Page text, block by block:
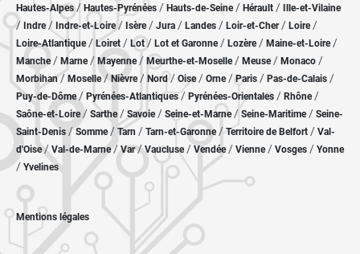
Hautes-Alpes/ Hautes-Pyrénées / Hauts-de-Seine/ Hérault / Ille-et-Vilaine
/ Indre/ Indre-et-Loire/ Isère/ Jura / Landes / Loir-et-Cher/ Loire/
Loire-Atlantique/ Loiret / Lot/ Lot et Garonne/ Lozère / Maine-et-Loire/
Manche/ Marne/ Mayenne/ Meurthe-et-Moselle/ Meuse/ Monaco /
Morbihan/ Moselle/ Nièvre / Nord/ Oise / Orne/Paris / Pas-de-Calais /
Puy-de-Dôme/ Pyrénées-Atlantiques / Pyrénées-Orientales / Rhône/
Saône-et-Loire/ Sarthe/ Savoie/ Seine-et-Marne/ Seine-Maritime/ Seine-
Saint-Denis /Somme/ Tarn / Tarn-et-Garonne/Territoire de Belfort / Val-
d'Oise/ Val-de-Marne/Var/Vaucluse/ Vendée/ Vienne/ Vosges / Yonne
/ Yvelines
Mentions légales